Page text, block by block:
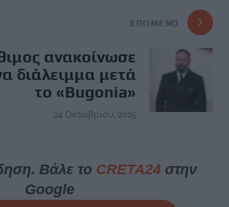
ΕΠΌΜΕΝΟ
ανακοίνωσε
διάλειμμα μετά
το «Bugonia»
24 Οκτωβρίου, 2025
Βάλε το CRETA24στην
Google